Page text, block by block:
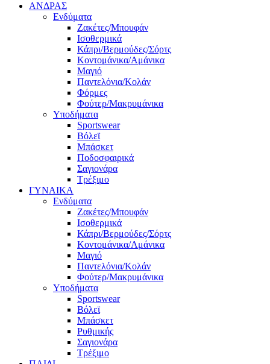
ΑΝΔΡΑΣ
Ενδύματα
Ζακέτες/Μπουφάν
Ισοθερμικά
Κάπρι/Βερμούδες/Σόρτς
Κοντομάνικα/Αμάνικα
Μαγιό
Παντελόνια/Κολάν
Φόρμες
Φούτερ/Μακρυμάνικα
Υποδήματα
Sportswear
Βόλεϊ
Μπάσκετ
Ποδοσφαιρικά
Σαγιονάρα
Τρέξιμο
ΓΥΝΑΙΚΑ
Ενδύματα
Ζακέτες/Μπουφάν
Ισοθερμικά
Κάπρι/Βερμούδες/Σόρτς
Κοντομάνικα/Αμάνικα
Μαγιό
Παντελόνια/Κολάν
Φούτερ/Μακρυμάνικα
Υποδήματα
Sportswear
Βόλεϊ
Μπάσκετ
Ρυθμικής
Σαγιονάρα
Τρέξιμο